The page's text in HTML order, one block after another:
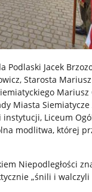
Podlaski Jacek
Starosta
Miasta
Liceum
modlitwa, której
Niepodległości
„śnili i walczyli